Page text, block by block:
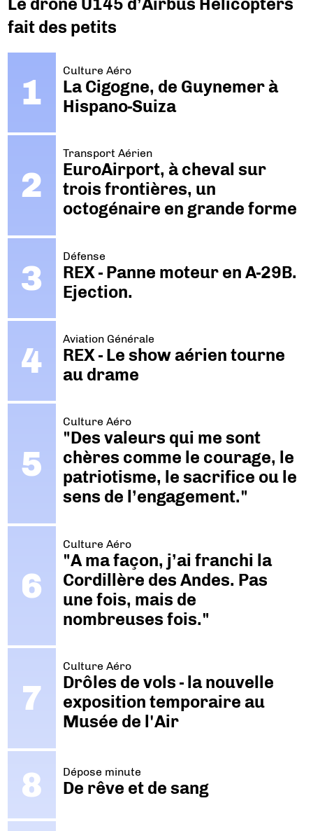
fait des petits
Culture Aéro
La Cigogne, de Guynemer à
Hispano-Suiza
Transport Aérien
EuroAirport, à cheval sur
trois frontières, un
octogénaire en grande forme
Défense
REX - Panne moteur en A-29B.
Ejection.
Aviation Générale
REX - Le show aérien tourne
au drame
Culture Aéro
"Des valeurs qui me sont
chères comme le courage, le
patriotisme, le sacrifice ou le
sens de l’engagement."
Culture Aéro
"A ma façon, j’ai franchi la
Cordillère des Andes. Pas
une fois, mais de
nombreuses fois."
Culture Aéro
Drôles de vols - la nouvelle
exposition temporaire au
Musée de l'Air
Dépose minute
De rêve et de sang